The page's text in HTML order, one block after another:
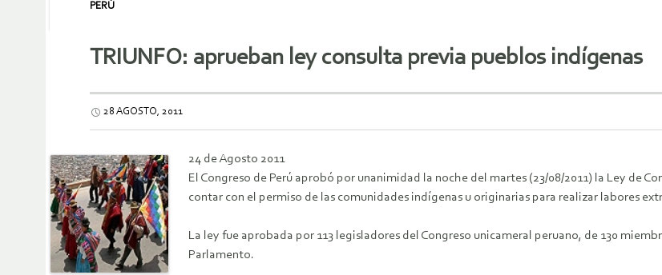
PERÚ
TRIUNFO: aprueban ley consulta previa pueblos indígenas
28 AGOSTO, 2011
24 de Agosto 2011
El Congreso de Perú aprobó por unanimidad la noche del martes (23/08/2011) la Ley de
contar con el permiso de las comunidades indígenas u originarias para realizar labores
La ley fue aprobada por 113 legisladores del Congreso unicameral peruano, de 130
Parlamento.